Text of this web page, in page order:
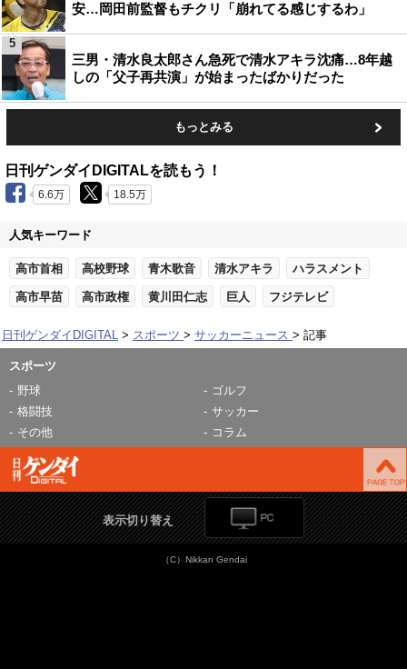
安…岡田前監督もチクリ「崩れてる感じするわ」
三男・清水良太郎さん急死で清水アキラ沈痛…8年越
しの「父子再共演」が始まったばかりだった
5
もっとみる
日刊ゲンダイDIGITALを読もう！
6.6万 18.5万
人気キーワード
高市首相 高校野球 青木歌音 清水アキラ ハラスメント
高市早苗 高市政権 黄川田仁志 巨人 フジテレビ
日刊ゲンダイDIGITAL スポーツ サッカーニュース 記事
スポーツ
野球
ゴルフ
格闘技
サッカー
その他
コラム
表示切り替え
（C）Nikkan Gendai